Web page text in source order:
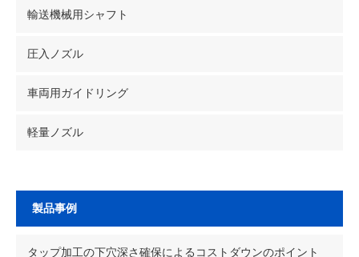
輸送機械用シャフト
圧入ノズル
車両用ガイドリング
軽量ノズル
製品事例
タップ加工の下穴深さ確保によるコストダウンのポイント